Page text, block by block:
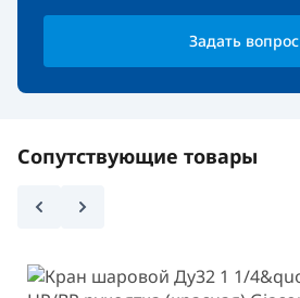
Задать вопрос
Сопутствующие товары